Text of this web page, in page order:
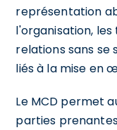
représentation
l'organisation,
relations sans se
liés à la mise en
Le MCD permet
parties